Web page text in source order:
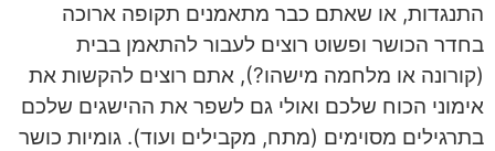
התנגדות, או שאתם כבר מתאמנים תקופה ארוכה
בחדר הכושר ופשוט רוצים לעבור להתאמן בבית
(קורונה או מלחמה מישהו?), אתם רוצים להקשות את
אימוני הכוח שלכם ואולי גם לשפר את ההישגים שלכם
בתרגילים מסוימים (מתח, מקבילים ועוד). גומיות כושר